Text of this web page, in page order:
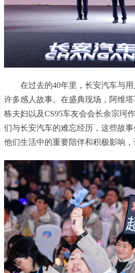
在过去的40年里，长安汽车与
许多感人故事。在盛典现场，阿维
栋夫妇以及CS95车友会会长余宗珂
们与长安汽车的难忘经历，这些故
他们生活中的重要陪伴和积极影响，